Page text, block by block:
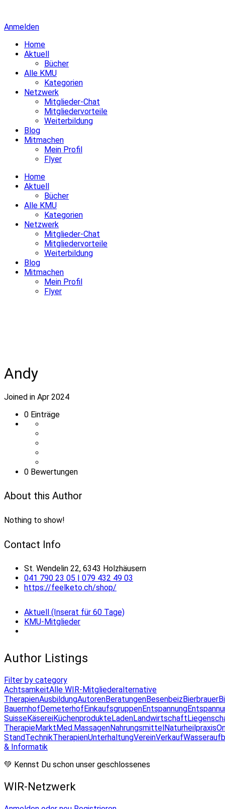
Anmelden
Home
Aktuell
Bücher
Alle KMU
Kategorien
Netzwerk
Mitglieder-Chat
Mitgliedervorteile
Weiterbildung
Blog
Mitmachen
Mein Profil
Flyer
Home
Aktuell
Bücher
Alle KMU
Kategorien
Netzwerk
Mitglieder-Chat
Mitgliedervorteile
Weiterbildung
Blog
Mitmachen
Mein Profil
Flyer
Andy
Joined in Apr 2024
0 Einträge
0 Bewertungen
About this Author
Nothing to show!
Contact Info
St. Wendelin 22, 6343 Holzhäusern
041 790 23 05 | 079 432 49 03
https://feelketo.ch/shop/
Aktuell (Inserat für 60 Tage)
KMU-Mitglieder
Author Listings
Filter by category
AchtsamkeitAlle WIR-Mitgliederalternative
TherapienAusbildungAutorenBeratungenBesenbeizBierbrauer
BauernhofDemeterhofEinkaufsgruppenEntspannung
SuisseKäsereiKüchenprodukteLadenLandwirtschaft
TherapieMarktMed.MassagenNahrungsmittelNaturheilpraxis
StandTechnikTherapienUnterhaltungVereinVerkauf
& Informatik
💚 Kennst Du schon unser geschlossenes
WIR-Netzwerk